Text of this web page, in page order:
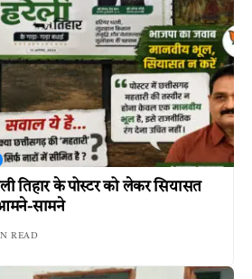
तिहार के पोस्टर को लेकर सियासत
सामने
READ